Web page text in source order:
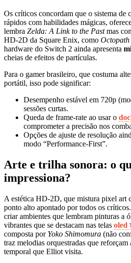
Os críticos concordam que o sistema de
rápidos com habilidades mágicas,
lembra Zelda: A Link to the Pastmas
HD‑2D da Square Enix, como
hardware do Switch 2 ainda apresenta
cheias de efeitos de partículas.
Para o gamer brasileiro, que costuma
portátil, isso pode significar:
Desempenho estável em 720p
sessões curtas.
Queda de frame‑rate ao usar o
comprometer a precisão nos
Opções de ajuste de resolução
modo “Performance‑First”.
Arte e trilha sonora: o
impressiona?
A estética HD‑2D, que mistura pixel art
ponto alto apontado por todos os
criar ambientes que lembram pinturas a
vibrantes que se destacam nas telas oled
composta por Yoko Shimomura (não
traz melodias orquestradas que reforçam
temporal que Elliot visita.